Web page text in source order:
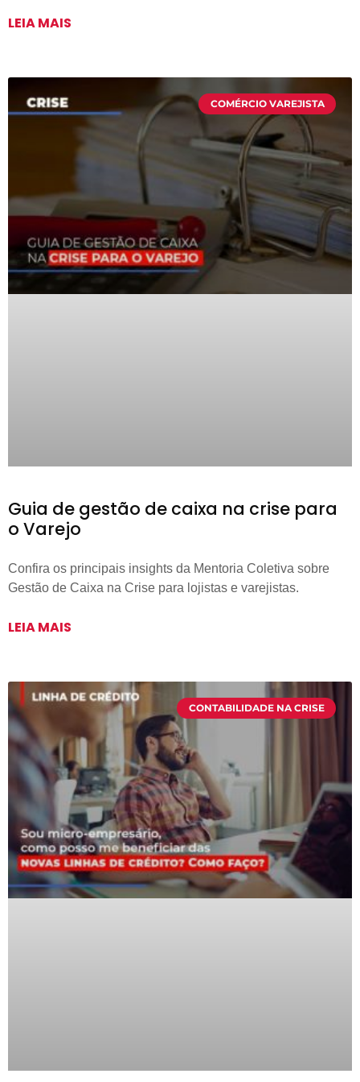
LEIA MAIS
COMÉRCIO VAREJISTA
Guia de gestão de caixa na crise para
o Varejo
Confira os principais insights da Mentoria Coletiva sobre
Gestão de Caixa na Crise para lojistas e varejistas.
LEIA MAIS
CONTABILIDADE NA CRISE